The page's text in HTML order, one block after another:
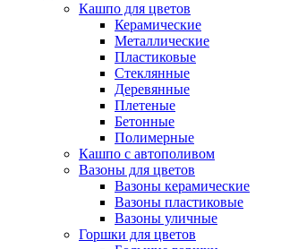
Кашпо для цветов
Керамические
Металлические
Пластиковые
Стеклянные
Деревянные
Плетеные
Бетонные
Полимерные
Кашпо с автополивом
Вазоны для цветов
Вазоны керамические
Вазоны пластиковые
Вазоны уличные
Горшки для цветов